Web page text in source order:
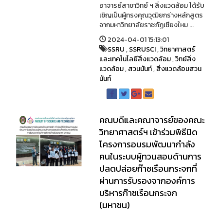
อาจารย์สาขาวิทย์ ฯ สิ่งแวดล้อม ได้รับ
เชิญเป็นผู้ทรงคุณวุฒิยกร่างหลักสูตร
จากมหาวิทยาลัยราชภัฏเชียงใหม ...
2024-04-01 15:13:01
SSRU,SSRUSCI,วิทยาศาสตร์
และเทคโนโลยีสิ่งแวดล้อม,วิทย์สิ่ง
แวดล้อม,สวนนันท์,สิ่งแวดล้อมสวน
นันท์
คณบดีและคณาจารย์ของคณะ
วิทยาศาสตร์ฯ เข้าร่วมพิธีปิด
โครงการอบรมพัฒนากำลัง
คนในระบบผู้ทวนสอบด้านการ
ปลดปล่อยก๊าซเรือนกระจกที่
ผ่านการรับรองจากองค์การ
บริหารก๊าซเรือนกระจก
(มหาชน)